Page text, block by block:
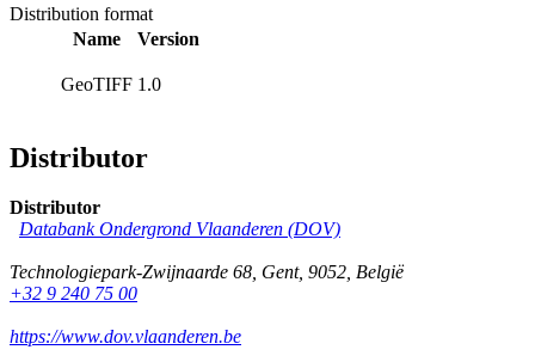
Distribution format
Name
Version
GeoTIFF 1.0
Distributor
Distributor
Databank Ondergrond Vlaanderen (DOV)
Technologiepark-Zwijnaarde 68, Gent, 9052, België
+32 9 240 75 00
https://www.dov.vlaanderen.be